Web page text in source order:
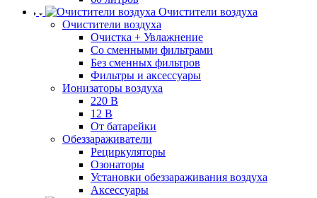
Очистители воздуха
Очистители воздуха
Очистка + Увлажнение
Cо сменными фильтрами
Без сменных фильтров
Фильтры и аксессуары
Ионизаторы воздуха
220 В
12 В
От батарейки
Обеззараживатели
Рециркуляторы
Озонаторы
Установки обеззараживания воздуха
Аксессуары